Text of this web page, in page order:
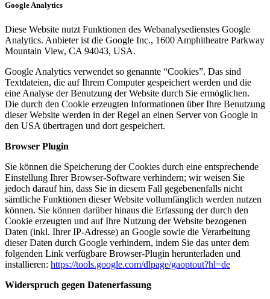
Google Analytics
Diese Website nutzt Funktionen des Webanalysedienstes Google
Analytics. Anbieter ist die Google Inc., 1600 Amphitheatre Parkway
Mountain View, CA 94043, USA.
Google Analytics verwendet so genannte “Cookies”. Das sind
Textdateien, die auf Ihrem Computer gespeichert werden und die
eine Analyse der Benutzung der Website durch Sie ermöglichen.
Die durch den Cookie erzeugten Informationen über Ihre Benutzung
dieser Website werden in der Regel an einen Server von Google in
den USA übertragen und dort gespeichert.
Browser Plugin
Sie können die Speicherung der Cookies durch eine entsprechende
Einstellung Ihrer Browser-Software verhindern; wir weisen Sie
jedoch darauf hin, dass Sie in diesem Fall gegebenenfalls nicht
sämtliche Funktionen dieser Website vollumfänglich werden nutzen
können. Sie können darüber hinaus die Erfassung der durch den
Cookie erzeugten und auf Ihre Nutzung der Website bezogenen
Daten (inkl. Ihrer IP-Adresse) an Google sowie die Verarbeitung
dieser Daten durch Google verhindern, indem Sie das unter dem
folgenden Link verfügbare Browser-Plugin herunterladen und
installieren: https://tools.google.com/dlpage/gaoptout?hl=de
Widerspruch gegen Datenerfassung